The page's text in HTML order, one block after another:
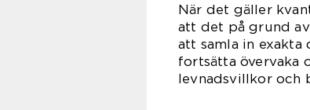
När det gäller
att det på grund
att samla in
fortsätta övervaka
levnadsvillkor och